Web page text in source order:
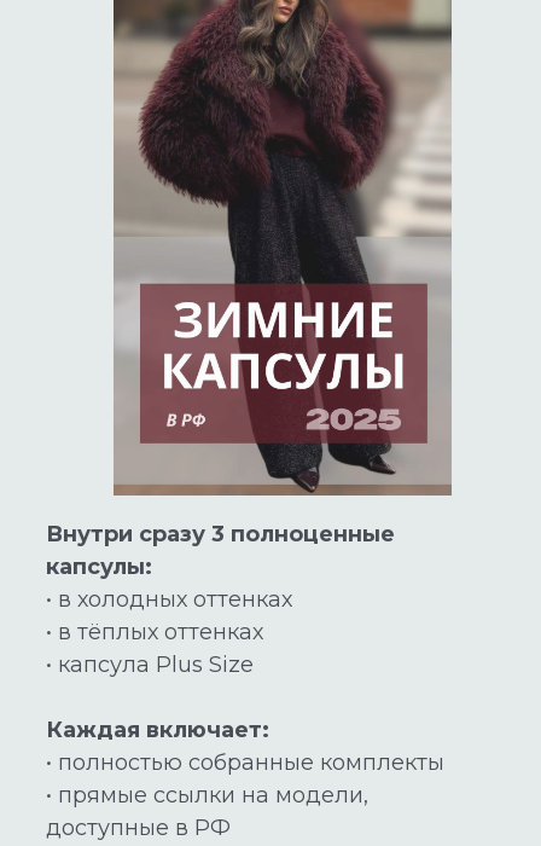
Внутри сразу 3 полноценные
капсулы:
• в холодных оттенках
• в тёплых оттенках
• капсула Plus Size
Каждая включает:
• полностью собранные комплекты
• прямые ссылки на модели,
доступные в РФ